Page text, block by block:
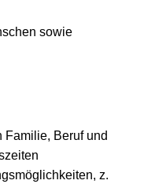
sowie
Familie, Beruf und
z.